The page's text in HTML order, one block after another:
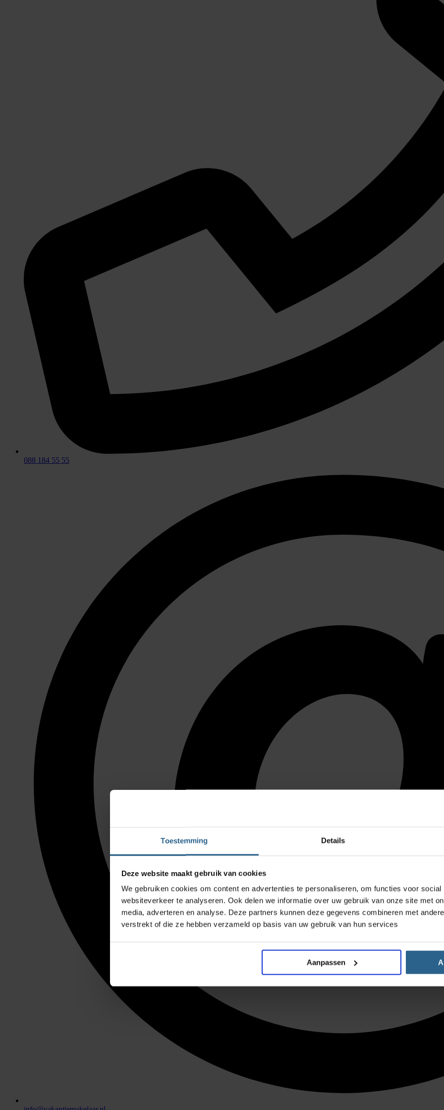
Toestemming Details
Deze website maakt gebruik van cookies
We gebruiken cookies om content en advertenties te personaliseren, om functies voor
websiteverkeer te analyseren. Ook delen we informatie over uw gebruik van onze site met
media, adverteren en analyse. Deze partners kunnen deze gegevens combineren met
verstrekt of die ze hebben verzameld op basis van uw gebruik van hun services
Aanpassen
088 184 55 55